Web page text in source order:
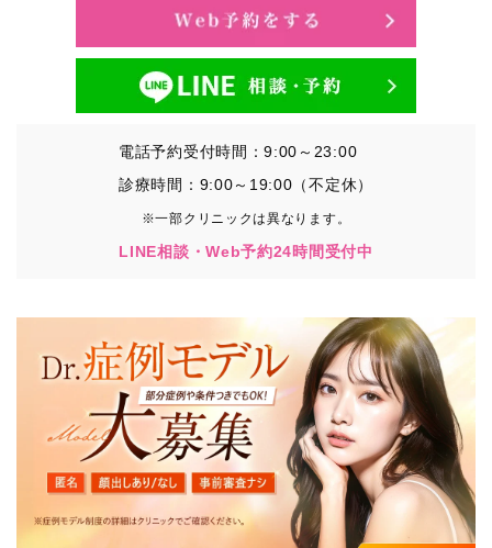
電話予約受付時間：9:00～23:00
診療時間：9:00～19:00（不定休）
※一部クリニックは異なります。
LINE相談・Web予約24時間受付中